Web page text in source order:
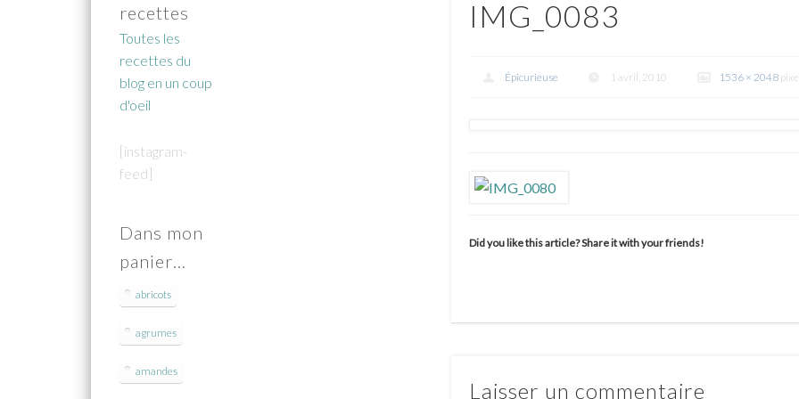
IMG_0083
Épicurieuse 1 avril, 2010 1536 × 2048
Did you like this article? Share it with your friends!
Laisser un commentaire
recettes
Toutes les
recettes du
blog en un coup
d'oeil
[instagram-
feed]
Dans mon
panier…
abricots
agrumes
amandes